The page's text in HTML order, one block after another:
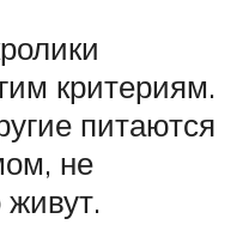
критериям.
питаются
не